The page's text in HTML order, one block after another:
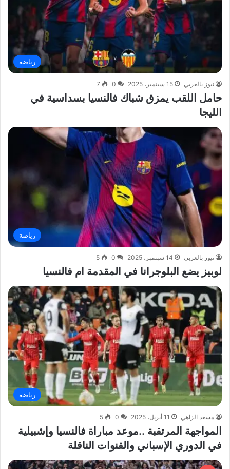
رياضة
نيوز بالعربي 15 سبتمبر، 2025 0
7
حامل اللقب يمزق شباك فالنسيا بسداسية في
الليجا
رياضة
نيوز بالعربي 14 سبتمبر، 2025 0
5
لوبيز يضع البلوجرانا في المقدمة ام فالنسيا
رياضة
مسعد الزاهي 11 أبريل، 2025 0
5
المواجهة المرتقبة ..موعد مباراة فالنسيا وإشبيلية
في الدوري الإسباني والقنوات الناقلة